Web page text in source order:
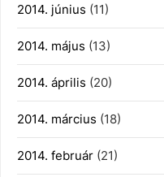
2014. június (11)
2014. május (13)
2014. április (20)
2014. március (18)
2014. február (21)